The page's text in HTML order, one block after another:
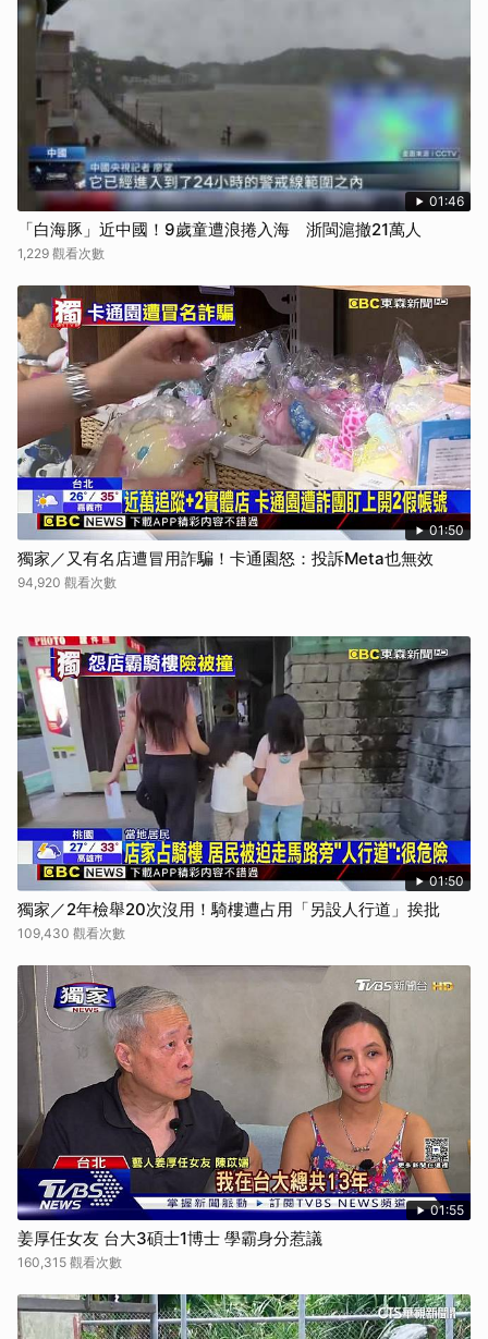
01:46
「白海豚」近中國！9歲童遭浪捲入海 浙閩滬撤21萬人
1,229 觀看次數
01:50
獨家／又有名店遭冒用詐騙！卡通園怒：投訴Meta也無效
94,920 觀看次數
01:50
獨家／2年檢舉20次沒用！騎樓遭占用「另設人行道」挨批
109,430 觀看次數
01:55
姜厚任女友 台大3碩士1博士 學霸身分惹議
160,315 觀看次數